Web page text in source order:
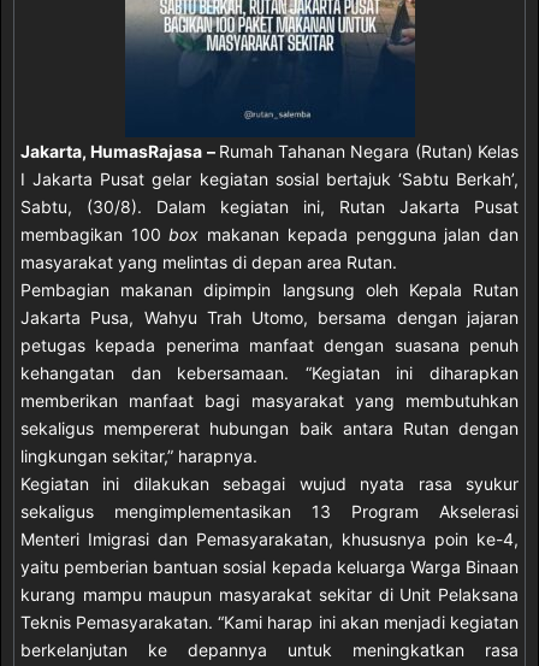
Jakarta,HumasRajasa – Rumah Tahanan Negara (Rutan) Kelas
I Jakarta Pusat gelar kegiatan sosial bertajuk ‘Sabtu Berkah’,
Sabtu, (30/8). Dalam kegiatan ini, Rutan Jakarta Pusat
membagikan 100box makanan kepada pengguna jalan dan
masyarakat yang melintas di depan area Rutan.
Pembagian makanan dipimpin langsung oleh Kepala Rutan
Jakarta Pusa, Wahyu Trah Utomo, bersama dengan jajaran
petugas kepada penerima manfaat dengan suasana penuh
kehangatan dan kebersamaan. “Kegiatan ini diharapkan
memberikan manfaat bagi masyarakat yang membutuhkan
sekaligus mempererat hubungan baik antara Rutan dengan
lingkungan sekitar,” harapnya.
Kegiatan ini dilakukan sebagai wujud nyata rasa syukur
sekaligus mengimplementasikan 13 Program Akselerasi
Menteri Imigrasi dan Pemasyarakatan, khususnya poin ke-4,
yaitu pemberian bantuan sosial kepada keluarga Warga Binaan
kurang mampu maupun masyarakat sekitar di Unit Pelaksana
Teknis Pemasyarakatan. “Kami harap ini akan menjadi kegiatan
berkelanjutan ke depannya untuk meningkatkan rasa